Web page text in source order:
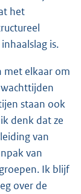
het
is.
met elkaar om
staan ook
denk dat ze
van
van
Ik blijf
over de